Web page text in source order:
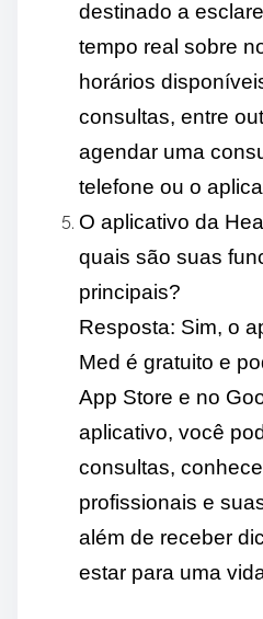
destinado a
tempo real sobre
horários
consultas, entre
agendar uma
telefone ou o
O aplicativo da
quais são suas
principais?
Resposta: Sim, o
Med é gratuito e
App Store e no
aplicativo, você
consultas,
profissionais e
além de receber
estar para uma